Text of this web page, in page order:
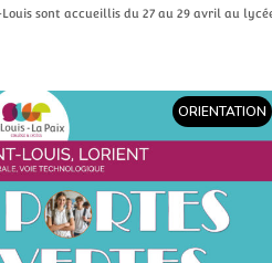
sont accueillis du 27 au 29 avril au
ORIENTATION